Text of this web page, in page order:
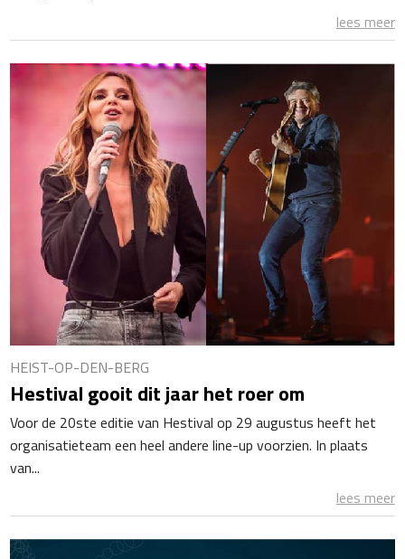
lees meer
HEIST-OP-DEN-BERG
Hestival gooit dit jaar het roer om
Voor de 20ste editie van Hestival op 29 augustus heeft het
organisatieteam een heel andere line-up voorzien. In plaats
van...
lees meer